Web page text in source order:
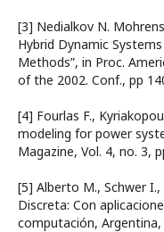
[3] Nedialkov N.
Hybrid Dynamic
Methods”, in Proc.
of the 2002. Conf., pp
[4] Fourlas F.,
modeling for power
Magazine, Vol. 4, no. 3,
[5] Alberto M., Schwer
Discreta: Con
computación, Argentina,